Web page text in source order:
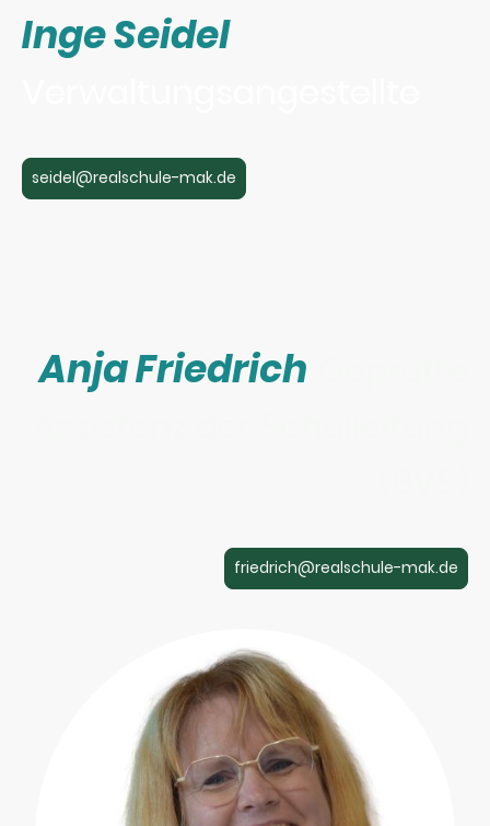
Inge Seidel
seidel@realschule-mak.de
Anja Friedrich
friedrich@realschule-mak.de